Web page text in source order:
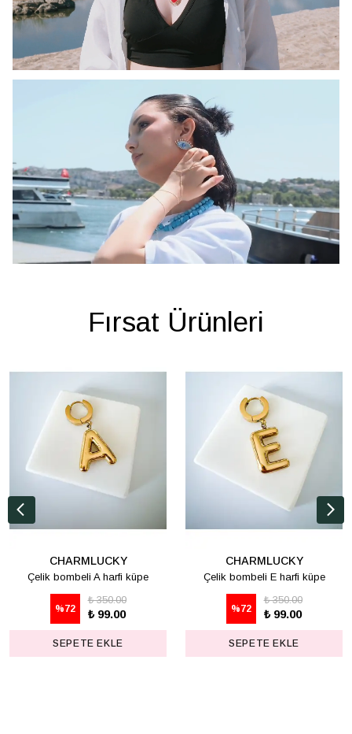
Fırsat Ürünleri
CHARMLUCKY
Çelik bombeli A harfi küpe
%72
₺ 350.00
₺ 99.00
SEPETE EKLE
CHARMLUCKY
Çelik bombeli E harfi küpe
%72
₺ 350.00
₺ 99.00
SEPETE EKLE